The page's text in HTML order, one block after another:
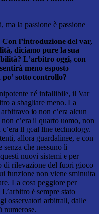
la passione è passione
Con l’introduzione del var,
diciamo pure la sua
L’arbitro oggi, con
meno esposto
sotto controllo?
né infallibile, il Var
a sbagliare meno. La
io non c’era alcun
c’era il quarto uomo, non
il goal line technology.
allora guardalinee, e con
che nessuno li
nuovi sistemi e per
di rilevazione del fuori gioco
funzione non viene sminuita
La cosa peggiore per
è sempre stato
osservatori arbitrali, dalle
numerose.